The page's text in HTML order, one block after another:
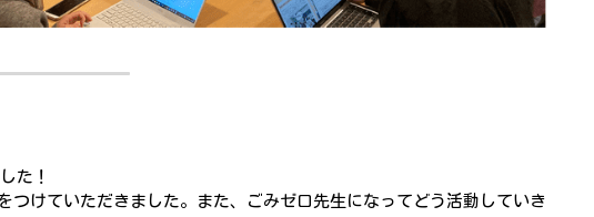
た！
けていただきました。また、ごみゼロ先生になってどう活動していき